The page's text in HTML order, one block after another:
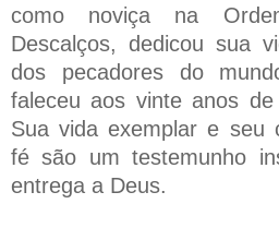
como noviça na
Descalços, dedicou sua
dos pecadores do
faleceu aos vinte anos
Sua vida exemplar e seu
fé são um testemunho
entrega a Deus.